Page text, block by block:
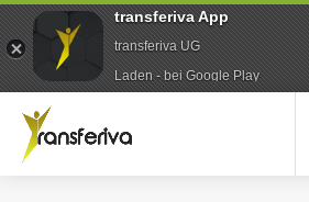
transferiva App
transferiva UG
Laden - bei Google Play